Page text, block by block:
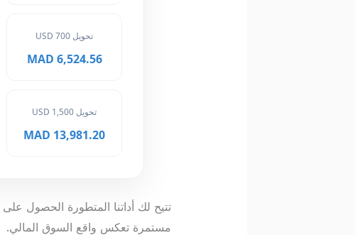
تحويل 700 USD
6,524.56 MAD
تحويل 1,500 USD
13,981.20 MAD
مستمرة تعكس واقع السوق المالي.